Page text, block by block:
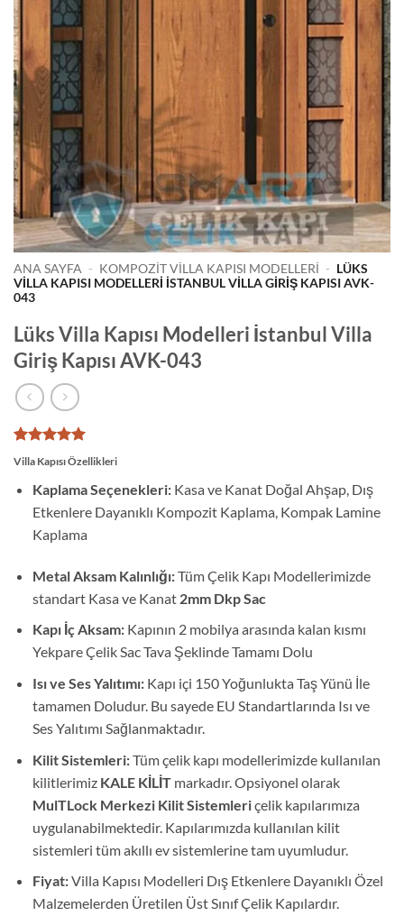
ANA SAYFA - KOMPOZIT VILLA KAPISI MODELLERI - LÜKS
VILLA KAPISI MODELLERI İSTANBUL VILLA GIRIŞ KAPISI AVK-
043
Lüks Villa Kapısı Modelleri İstanbul Villa
Giriş Kapısı AVK-043
1
müşteri
puanına
dayanarak
5 üzerinden
puan aldı
Villa Kapısı Özellikleri
Kaplama Seçenekleri: Kasa ve Kanat Doğal Ahşap, Dış
Etkenlere Dayanıklı Kompozit Kaplama, Kompak Lamine
Kaplama
Metal Aksam Kalınlığı:Tüm Çelik Kapı Modellerimizde
standart Kasa ve Kanat 2mm Dkp Sac
Kapı İç Aksam:Kapının 2 mobilya arasında kalan kısmı
Yekpare Çelik Sac Tava Şeklinde Tamamı Dolu
Isı ve Ses Yalıtımı:Kapı içi 150 Yoğunlukta Taş Yünü İle
tamamen Doludur. Bu sayede EU Standartlarında Isı ve
Ses Yalıtımı Sağlanmaktadır.
Kilit Sistemleri:Tüm çelik kapı modellerimizde kullanılan
kilitlerimiz KALE KİLİT markadır. Opsiyonel olarak
MulTLock Merkezi Kilit Sistemleriçelik kapılarımıza
uygulanabilmektedir. Kapılarımızda kullanılan kilit
sistemleri tüm akıllı ev sistemlerine tam uyumludur.
Fiyat:Villa Kapısı Modelleri Dış Etkenlere Dayanıklı Özel
Malzemelerden Üretilen Üst Sınıf Çelik Kapılardır.